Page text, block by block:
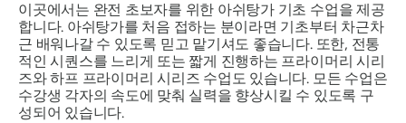
이곳에서는 완전 초보자를 위한 아쉬탕가 기초 수업을 제공
합니다. 아쉬탕가를 처음 접하는 분이라면 기초부터 차근차
근 배워나갈 수 있도록 믿고 맡기셔도 좋습니다. 또한, 전통
적인 시퀀스를 느리게 또는 짧게 진행하는 프라이머리 시리
즈와 하프 프라이머리 시리즈 수업도 있습니다. 모든 수업은
수강생 각자의 속도에 맞춰 실력을 향상시킬 수 있도록 구
성되어 있습니다.